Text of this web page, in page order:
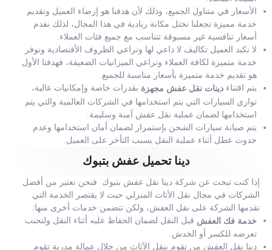
الأسعار في متناول الجميع، وذلك لأن هدفنا هو إرضاء العميل وتقديم
خدمة مميزة تجعلنا نحتل مكانة ريادية في هذا المجال، لذلك نقدم
أسعار تنافسية غير مسبوقة تتناسب مع جميع فئات العملاء.
لا نكبد العميل تكاليف لا داعي لها ونراعي الظروف الأقتصادية ونوفر
خدمة متميزة لكافة العملاء ونراعي الميزانيات الضعيفة، فهدفنا الأول
هو تقديم خدمة متميزة بأسعار مناسبة للجميع.
يتم اقتناء دينات نقل عفش مجهزة بقدرات خاصة وإمكانيات عالية،
توازي السيارات التي يتم استخدامها في الشركات العالمية والتي يتم
استخدامها لضمان عملية نقل عفش آمنة وسليمة.
يتم صيانة سيارات الشحن بإستمرار لضمان أمان استخدامها وعدم
حدوث عطل أثناء عملية النقل يسبب التأخر على العميل.
دينا تحميل عفش بتبوك
إذا كنت تبحث عن شركة دينا نقل عفش بتبوك فنحن نعتبر من أفضل
الشركات في مجال نقل الأثاث المنزلي حيث لا يقتصر الخدمة التي
تقدمها الشركة على نقل العفش، ولكن تتضمن خدمات أخرى منها:
خدمة فك العفش قبل النقل لضمان الحفاظ عليه أثناء النقل ولتجنب
تعرضه للكسر أو الخدش.
دينا نقل العفش من تقوم بنقل الآثاث من خلال عمالة مدربة تقوم